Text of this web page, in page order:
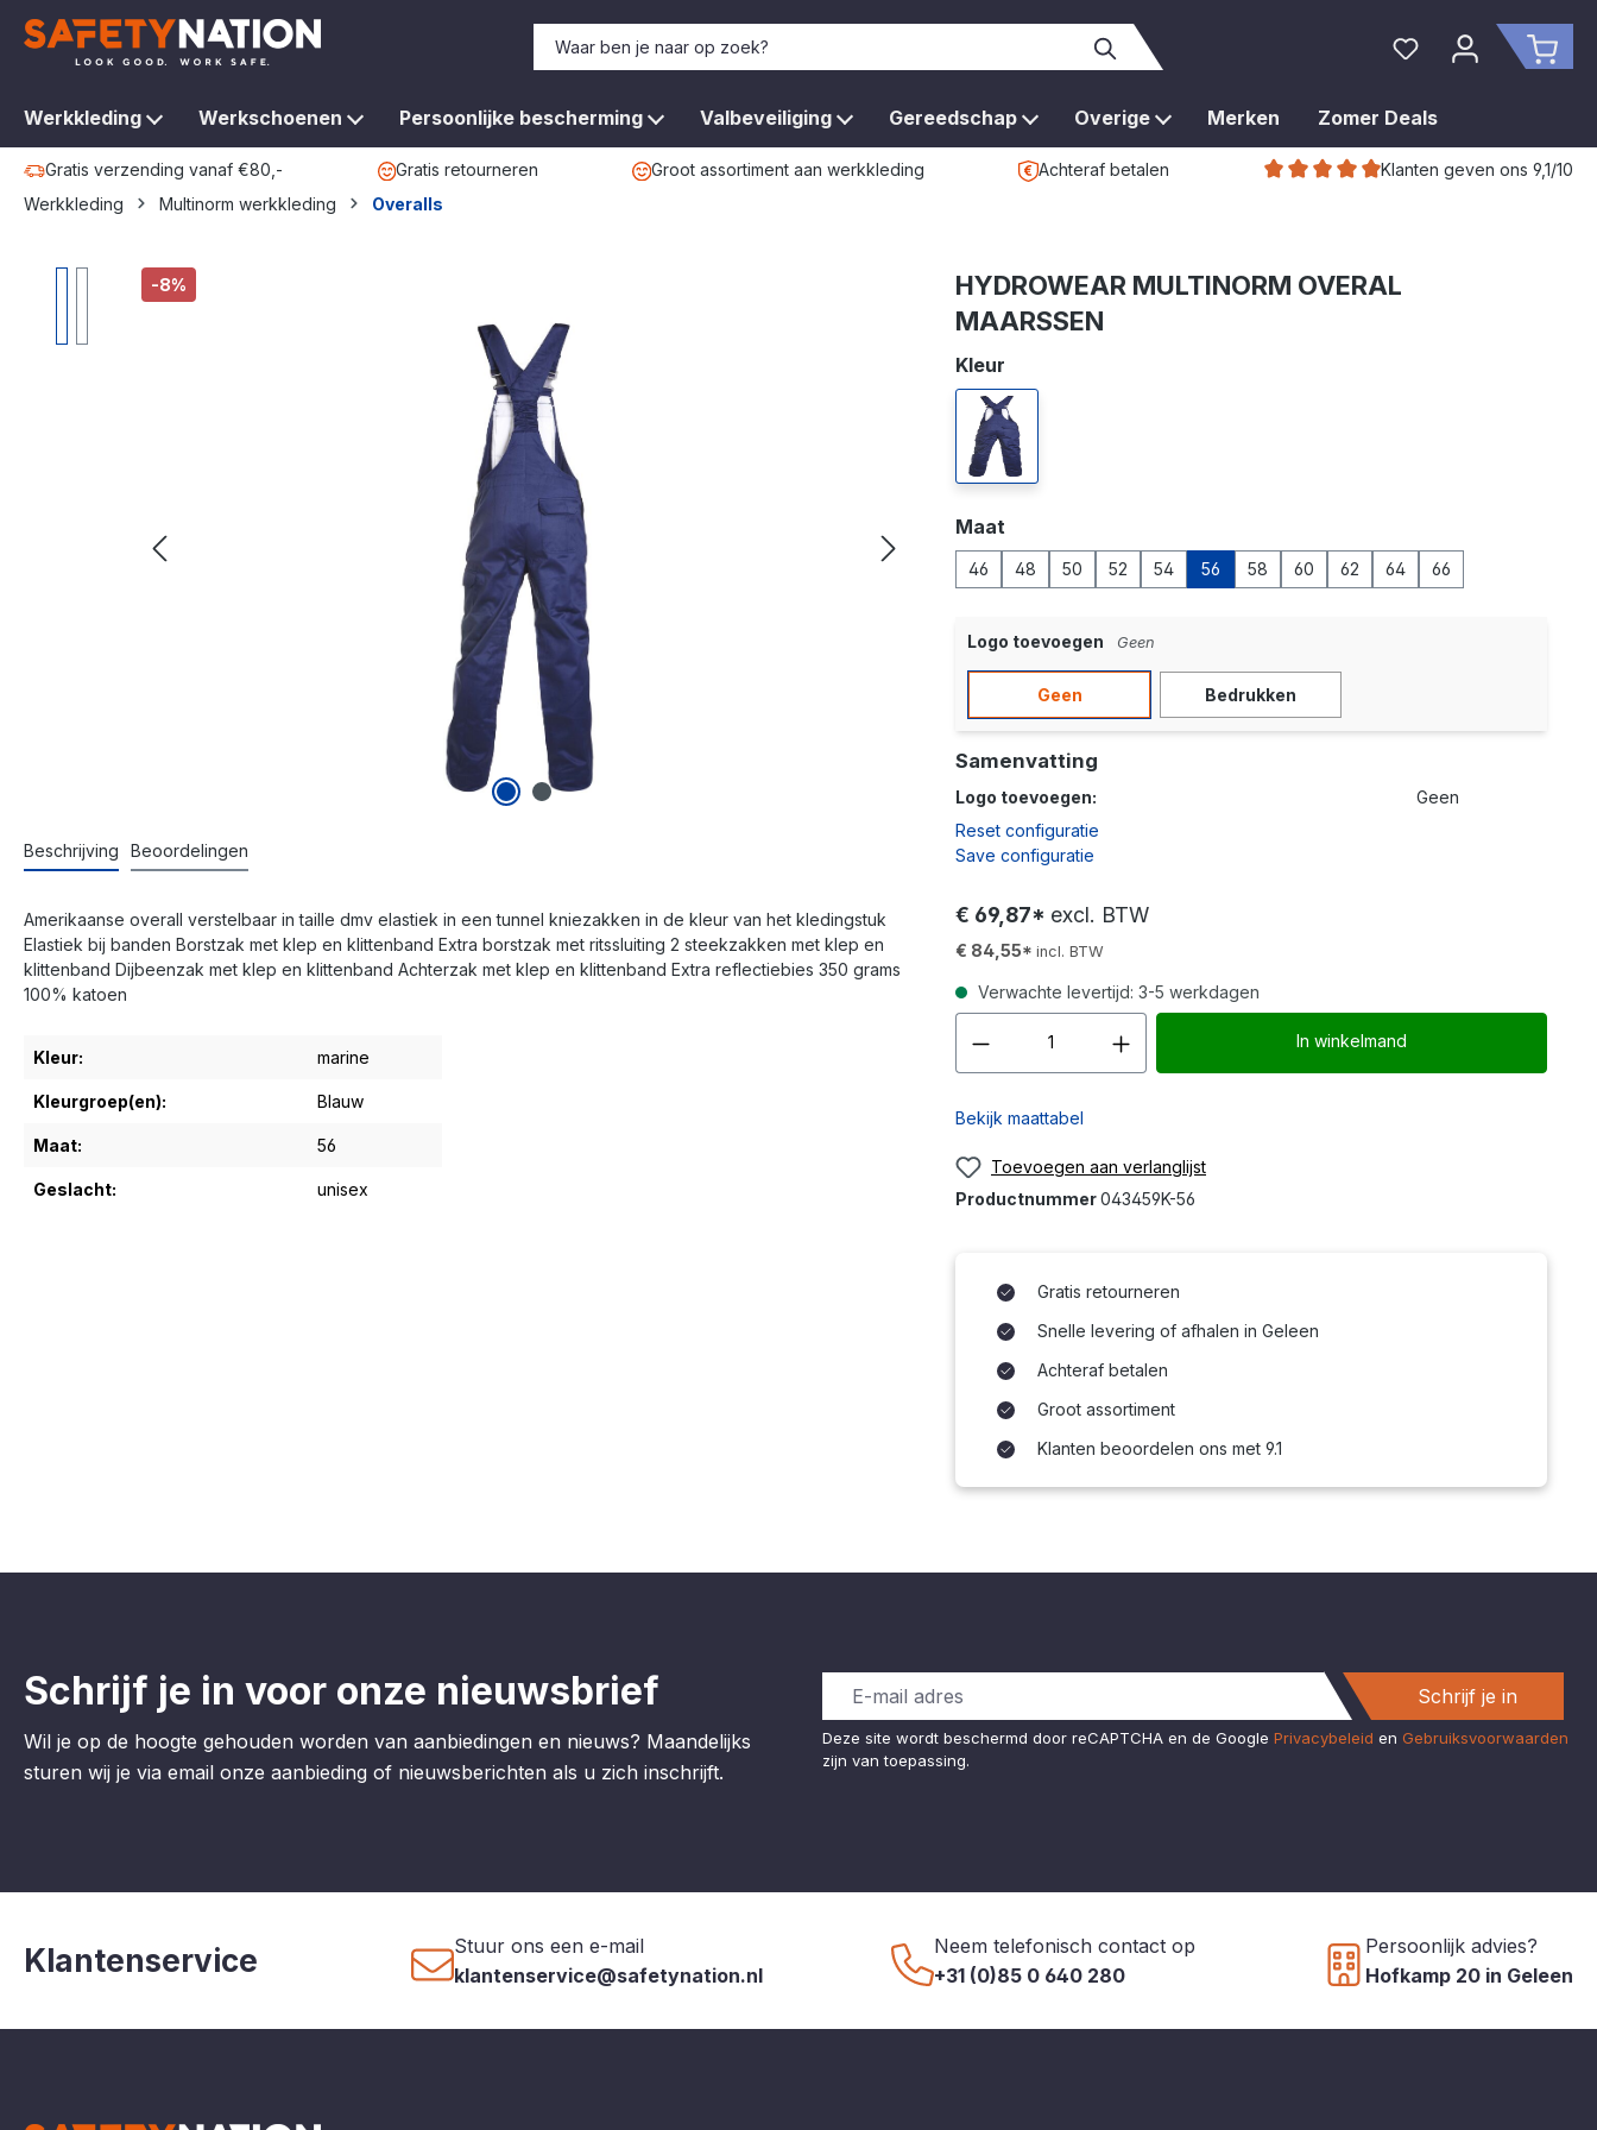
Ga naar de hoofdnavigatie
Je hebt 0 items op
Werkkleding Werkschoenen Persoonlijke bescherming Valbeveiliging Gereedschap Overige Merken Zomer Deals
Gratis verzending vanaf €80,- Gratis retourneren Groot assortiment aan werkkleding Achteraf betalen
Klanten geven ons 9,1/10
Werkkleding
Multinorm werkkleding Overalls
Afbeeldingengalerij overslaan
-8%
Beschrijving Beoordelingen
Amerikaanse overall verstelbaar in taille dmv elastiek in een tunnel kniezakken in de kleur van het kledingstuk
Elastiek bij banden Borstzak met klep en klittenband Extra borstzak met ritssluiting 2 steekzakken met klep en
klittenband Dijbeenzak met klep en klittenband Achterzak met klep en klittenband Extra reflectiebies 350 grams
100% katoen
Kleur: marine
Kleurgroep(en): Blauw
Maat: 56
Geslacht: unisex
HYDROWEAR MULTINORM OVERAL
MAARSSEN
Selecteer
Kleur
marine
Selecteer
Maat
46 48 50 52 54 56 58 60 62 64 66
Logo toevoegen Geen
Geen Bedrukken
Samenvatting
Logo toevoegen:
Geen
Reset configuratie
Save configuratie
€ 69,87* excl. BTW
€ 84,55* incl. BTW
Verwachte levertijd: 3-5 werkdagen
Producthoeveelheid: Voer de
In winkelmand
Bekijk maattabel
Toevoegen aan verlanglijst
Productnummer043459K-56
Gratis retourneren
Snelle levering of afhalen in Geleen
Achteraf betalen
Groot assortiment
Klanten beoordelen ons met 9.1
Schrijf je in voor onze nieuwsbrief
Wil je op de hoogte gehouden worden van aanbiedingen en nieuws? Maandelijks
sturen wij je via email onze aanbieding of nieuwsberichten als u zich inschrijft.
Schrijf je in
Deze site wordt beschermd door reCAPTCHA en de Google Privacybeleid en Gebruiksvoorwaarden
zijn van toepassing.
Klantenservice
Stuur ons een e-mail
klantenservice@safetynation.nl
Neem telefonisch contact op
+31 (0)85 0 640 280
Persoonlijk advies?
Hofkamp 20 in Geleen